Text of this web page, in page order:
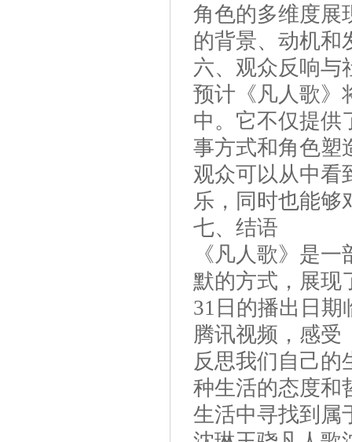
角色的多维度展
的背景、动机和
六、观众反响与
预计《凡人歌》
中。它不仅提供
事方式和角色塑
观众可以从中看
乐，同时也能够
七、结语
《凡人歌》是
默的方式，展现
31日的播出日期
腾讯视频，感受
反思我们自己的
种生活的态度和
生活中寻找到属